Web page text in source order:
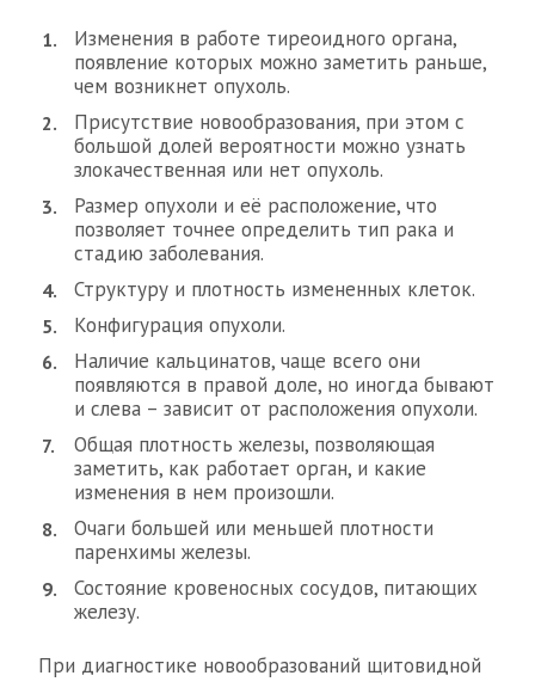
Изменения в работе тиреоидного органа,
появление которых можно заметить раньше,
чем возникнет опухоль.
Присутствие новообразования, при этом с
большой долей вероятности можно узнать
злокачественная или нет опухоль.
Размер опухоли и её расположение, что
позволяет точнее определить тип рака и
стадию заболевания.
Структуру и плотность измененных клеток.
Конфигурация опухоли.
Наличие кальцинатов, чаще всего они
появляются в правой доле, но иногда бывают
и слева – зависит от расположения опухоли.
Общая плотность железы, позволяющая
заметить, как работает орган, и какие
изменения в нем произошли.
Очаги большей или меньшей плотности
паренхимы железы.
Состояние кровеносных сосудов, питающих
железу.
При диагностике новообразований щитовидной